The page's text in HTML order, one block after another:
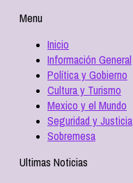
Menu
Inicio
Información General
Política y Gobierno
Cultura y Turismo
Mexico y el Mundo
Seguridad y Justicia
Sobremesa
Ultimas Noticias